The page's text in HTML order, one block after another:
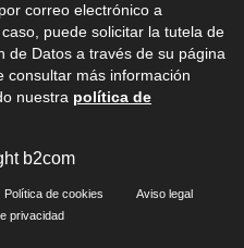
correo electrónico a
puede solicitar la tutela de
de Datos a través de su página
consultar más información
nuestra política de
b2com
Política de cookies
Aviso legal
privacidad